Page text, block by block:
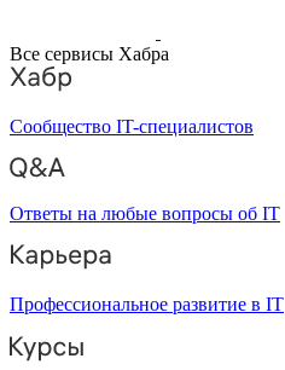
Все сервисы Хабра
Сообщество IT-специалистов
Ответы на любые вопросы об IT
Профессиональное развитие в IT